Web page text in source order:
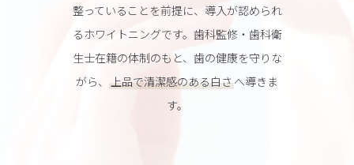
整っていることを前提に、導入が認められ
るホワイトニングです。歯科監修・歯科衛
生士在籍の体制のもと、歯の健康を守りな
がら、 上品で清潔感のある白さへ導きま
す。